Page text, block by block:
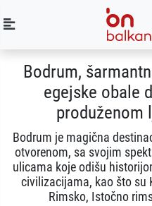
Bodrum,
egejske obale
produženom
Bodrum je magična
otvorenom, sa svojim
ulicama koje odišu
civilizacijama, kao što su
Rimsko, Istočno